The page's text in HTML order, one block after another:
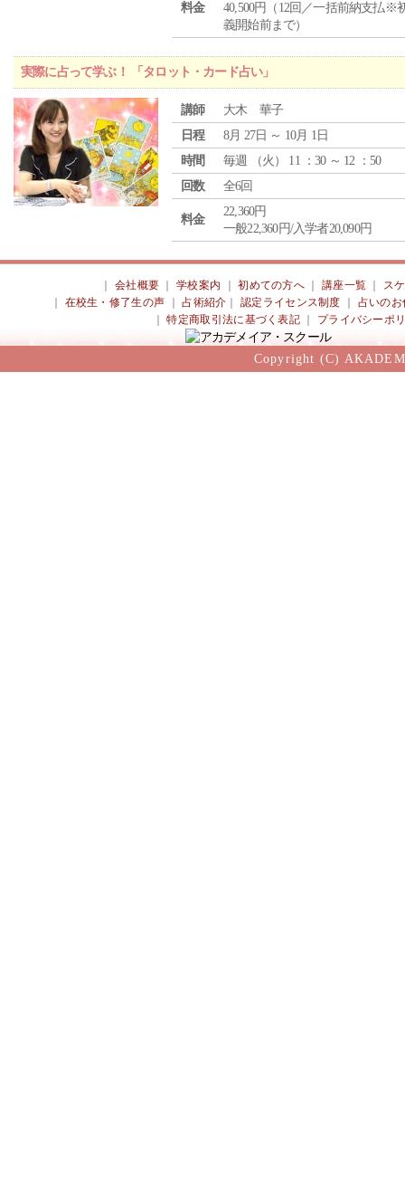
料金
40,500円（12回／一括前納支払※
義開始前まで）
実際に占って学ぶ！ 「タロット・カード占い」
講師
大木 華子
日程
8月 27日 ～ 10月 1日
時間
毎週 （火 ） 11 ：30 ～ 12 ：50
回数
全6回
料金
22,360円
一般22,360円/入学者20,090円
会社概要 ｜学校案内 ｜初めての方へ 講座一覧
ス
在校生・修了生の声 ｜占術紹介 ｜認定ライセンス制度
占いのお
｜特定商取引法に基づく表記 プライバシーポ
Copyright (C)